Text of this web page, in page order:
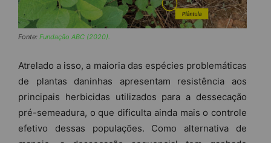
Fonte: Fundação ABC (2020).
Atrelado a isso, a maioria das espécies problemáticas
de plantas daninhas apresentam resistência aos
principais herbicidas utilizados para a dessecação
pré-semeadura, o que dificulta ainda mais o controle
efetivo dessas populações. Como alternativa de